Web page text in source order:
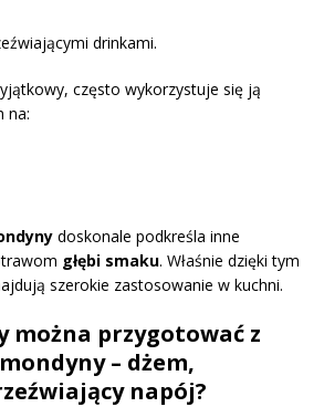
drinkami.
często wykorzystuje się ją
na:
doskonale podkreśla inne
głębi smaku. Właśnie dzięki tym
szerokie zastosowanie w kuchni.
można przygotować z
– dżem,
napój?